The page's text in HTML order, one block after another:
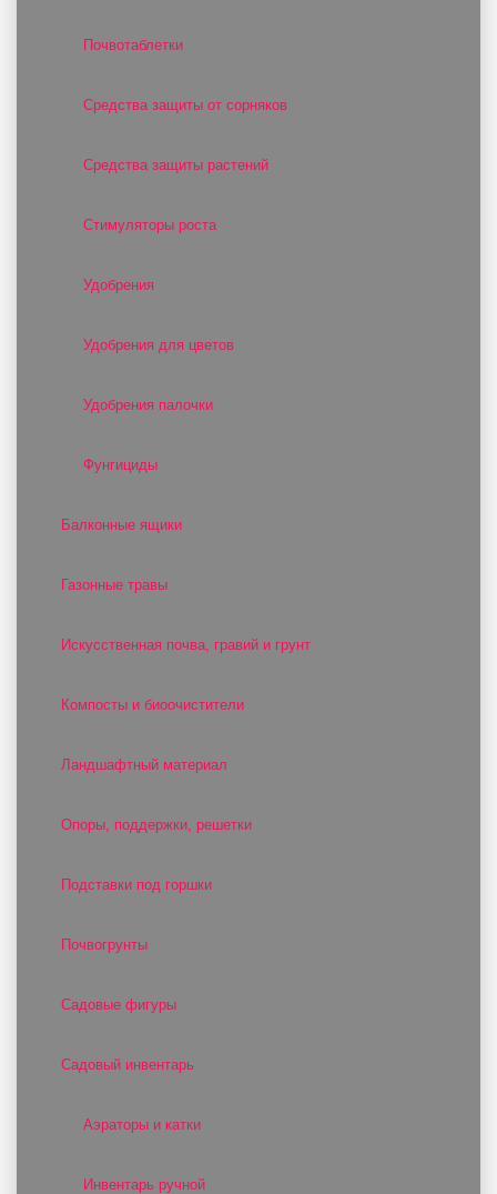
Почвотаблетки
Средства защиты от сорняков
Средства защиты растений
Стимуляторы роста
Удобрения
Удобрения для цветов
Удобрения палочки
Фунгициды
Балконные ящики
Газонные травы
Искусственная почва, гравий и грунт
Компосты и биоочистители
Ландшафтный материал
Опоры, поддержки, решетки
Подставки под горшки
Почвогрунты
Садовые фигуры
Садовый инвентарь
Аэраторы и катки
Инвентарь ручной